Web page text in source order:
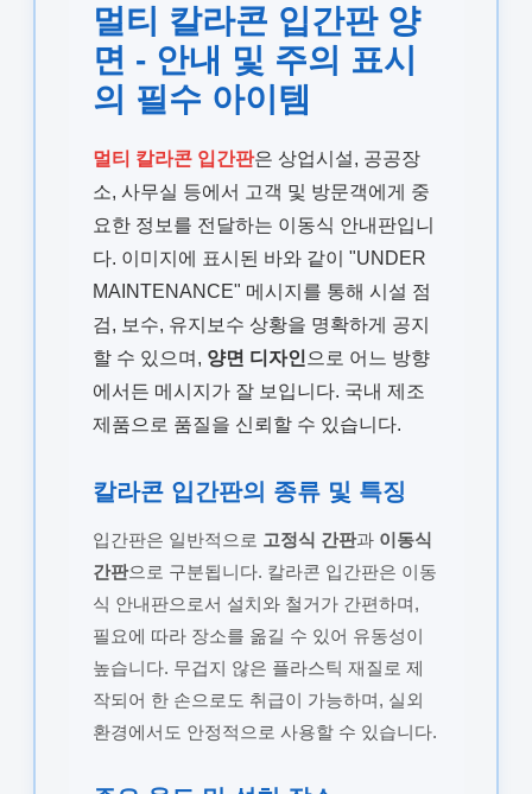
멀티 칼라콘 입간판 양
면 - 안내 및 주의 표시
의 필수 아이템
멀티 칼라콘 입간판은 상업시설, 공공장
소, 사무실 등에서 고객 및 방문객에게 중
요한 정보를 전달하는 이동식 안내판입니
다. 이미지에 표시된 바와 같이 "UNDER
MAINTENANCE" 메시지를 통해 시설 점
검, 보수, 유지보수 상황을 명확하게 공지
할 수 있으며, 양면 디자인 으로 어느 방향
에서든 메시지가 잘 보입니다. 국내 제조
제품으로 품질을 신뢰할 수 있습니다.
칼라콘 입간판의 종류 및 특징
입간판은 일반적으로 고정식 간판과 이동식
간판으로 구분됩니다. 칼라콘 입간판은 이동
식 안내판으로서 설치와 철거가 간편하며,
필요에 따라 장소를 옮길 수 있어 유동성이
높습니다. 무겁지 않은 플라스틱 재질로 제
작되어 한 손으로도 취급이 가능하며, 실외
환경에서도 안정적으로 사용할 수 있습니다.